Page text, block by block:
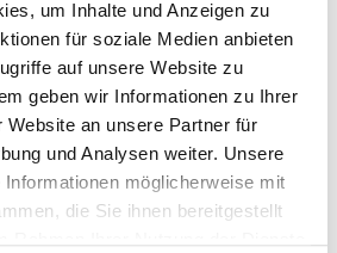
um Inhalte und Anzeigen zu
für soziale Medien anbieten
auf unsere Website zu
geben wir Informationen zu Ihrer
Website an unsere Partner für
und Analysen weiter. Unsere
möglicherweise mit
die Sie ihnen bereitgestellt
Punkte